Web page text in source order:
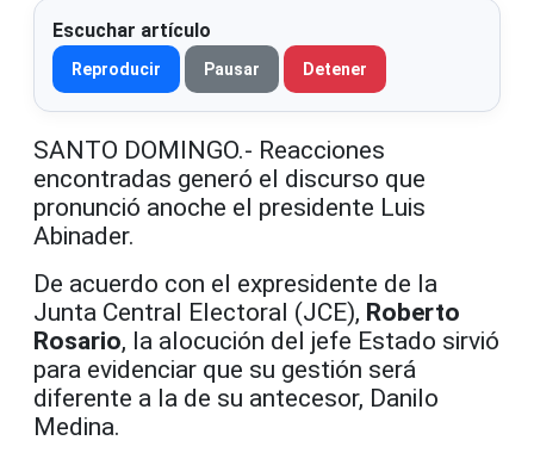
Escuchar artículo
Reproducir Pausar Detener
SANTO DOMINGO.- Reacciones
encontradas generó el discurso que
pronunció anoche el presidente Luis
Abinader.
De acuerdo con el expresidente de la
Junta Central Electoral (JCE), Roberto
Rosario, la alocución del jefe Estado sirvió
para evidenciar que su gestión será
diferente a la de su antecesor, Danilo
Medina.